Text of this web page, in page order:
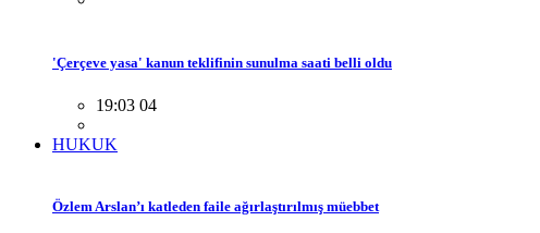
'Çerçeve yasa' kanun teklifinin sunulma saati belli oldu
19:03 04
HUKUK
Özlem Arslan’ı katleden faile ağırlaştırılmış müebbet